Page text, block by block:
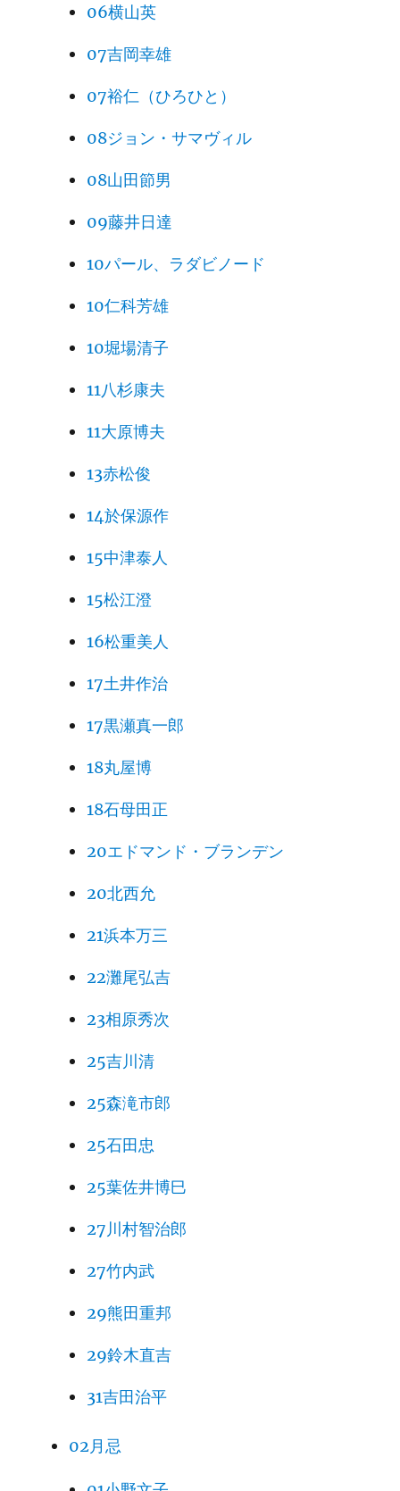
06横山英
07吉岡幸雄
07裕仁（ひろひと）
08ジョン・サマヴィル
08山田節男
09藤井日達
10パール、ラダビノード
10仁科芳雄
10堀場清子
11八杉康夫
11大原博夫
13赤松俊
14於保源作
15中津泰人
15松江澄
16松重美人
17土井作治
17黒瀬真一郎
18丸屋博
18石母田正
20エドマンド・ブランデン
20北西允
21浜本万三
22灘尾弘吉
23相原秀次
25吉川清
25森滝市郎
25石田忠
25葉佐井博巳
27川村智治郎
27竹内武
29熊田重邦
29鈴木直吉
31吉田治平
02月忌